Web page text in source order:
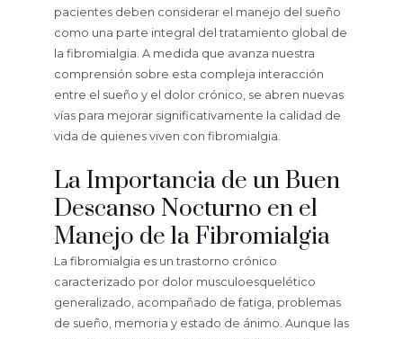
pacientes deben considerar el manejo del sueño
como una parte integral del tratamiento global de
la fibromialgia. A medida que avanza nuestra
comprensión sobre esta compleja interacción
entre el sueño y el dolor crónico, se abren nuevas
vías para mejorar significativamente la calidad de
vida de quienes viven con fibromialgia.
La Importancia de un Buen
Descanso Nocturno en el
Manejo de la Fibromialgia
La fibromialgia es un trastorno crónico
caracterizado por dolor musculoesquelético
generalizado, acompañado de fatiga, problemas
de sueño, memoria y estado de ánimo. Aunque las